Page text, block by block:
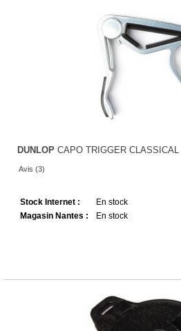
DUNLOP CAPO TRIGGER CLASSICAL
Avis (3)
Stock Internet :
En stock
Magasin Nantes :
En stock